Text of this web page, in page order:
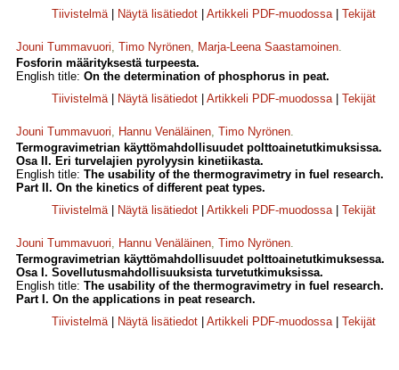
Tiivistelmä| Näytä lisätiedot Artikkeli PDF-muodossa| Tekijät
Jouni Tummavuori, Timo Nyrönen, Marja-Leena Saastamoinen.
Fosforin määrityksestä turpeesta.
English title: On the determination of phosphorus in peat.
Tiivistelmä| Näytä lisätiedot Artikkeli PDF-muodossa| Tekijät
Jouni Tummavuori, Hannu Venäläinen, Timo Nyrönen.
Termogravimetrian käyttömahdollisuudet polttoainetutkimuksissa.
Osa II. Eri turvelajien pyrolyysin kinetiikasta.
English title: The usability of the thermogravimetry in fuel research.
Part II. On the kinetics of different peat types.
Tiivistelmä| Näytä lisätiedot Artikkeli PDF-muodossa| Tekijät
Jouni Tummavuori, Hannu Venäläinen, Timo Nyrönen.
Termogravimetrian käyttömahdollisuudet polttoainetutkimuksessa.
Osa I. Sovellutusmahdollisuuksista turvetutkimuksissa.
English title: The usability of the thermogravimetry in fuel research.
Part I. On the applications in peat research.
Tiivistelmä| Näytä lisätiedot Artikkeli PDF-muodossa| Tekijät